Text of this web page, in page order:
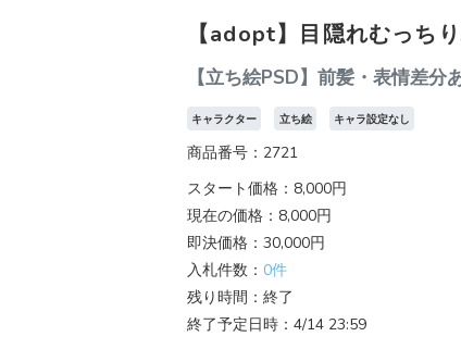
【adopt】目隠れむっち
【立ち絵PSD】前髪・表情差分
キャラクター 立ち絵 キャラ設定なし
商品番号：2721
スタート価格：8,000円
現在の価格：8,000円
即決価格：30,000円
入札件数： 0件
残り時間：終了
終了予定日時：4/14 23:59